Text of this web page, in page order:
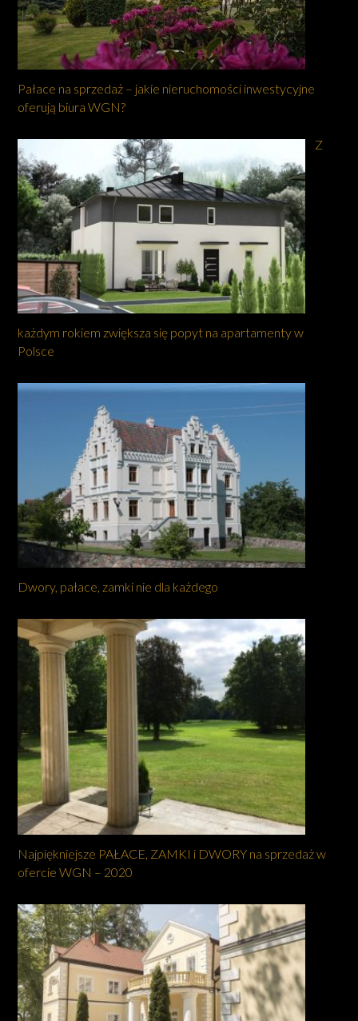
Pałace na sprzedaż – jakie nieruchomości inwestycyjne
oferują biura WGN?
Z
każdym rokiem zwiększa się popyt na apartamenty w
Polsce
Dwory, pałace, zamki nie dla każdego
Najpiękniejsze PAŁACE, ZAMKI i DWORY na sprzedaż w
ofercie WGN – 2020